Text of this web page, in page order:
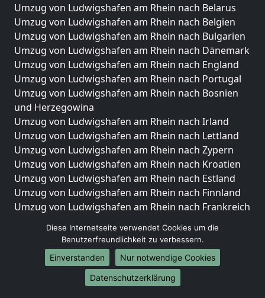
Umzug von Ludwigshafen am Rhein nach Belarus
Umzug von Ludwigshafen am Rhein nach Belgien
Umzug von Ludwigshafen am Rhein nach Bulgarien
Umzug von Ludwigshafen am Rhein nach Dänemark
Umzug von Ludwigshafen am Rhein nach England
Umzug von Ludwigshafen am Rhein nach Portugal
Umzug von Ludwigshafen am Rhein nach Bosnien
und Herzegowina
Umzug von Ludwigshafen am Rhein nach Irland
Umzug von Ludwigshafen am Rhein nach Lettland
Umzug von Ludwigshafen am Rhein nach Zypern
Umzug von Ludwigshafen am Rhein nach Kroatien
Umzug von Ludwigshafen am Rhein nach Estland
Umzug von Ludwigshafen am Rhein nach Finnland
Umzug von Ludwigshafen am Rhein nach Frankreich
Griechenland
Umzug von Ludwigshafen am Rhein nach Italien
Umzug von Ludwigshafen am Rhein nach
Diese Internetseite verwendet Cookies um die
Benutzerfreundlichkeit zu verbessern.
Einverstanden
Nur notwendige Cookies
Datenschutzerklärung